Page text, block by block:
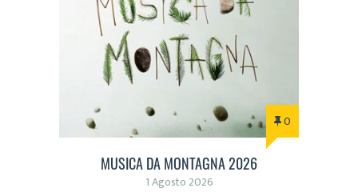
0
MUSICA DA MONTAGNA 2026
1 Agosto 2026